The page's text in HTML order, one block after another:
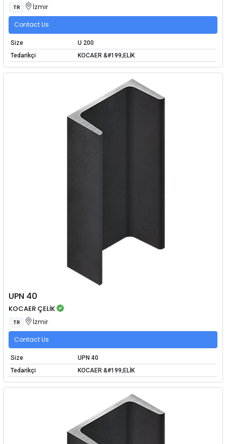
TR İzmir
Contact Us
Size
U 200
Tedarikçi
KOCAER &#199;ELİK
UPN 40
KOCAER ÇELİK
TR İzmir
Contact Us
Size
UPN 40
Tedarikçi
KOCAER &#199;ELİK